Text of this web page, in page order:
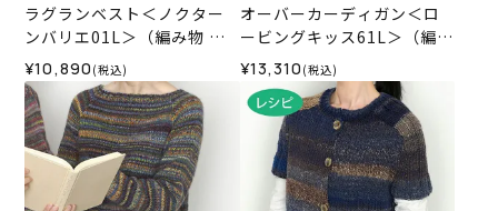
ラグランベスト＜ノクター
ンバリエ01L＞（編み物 材
料セット）
¥10,890 (税込)
オーバーカーディガン＜ロ
ービングキッス61L＞（編み
物 材料セット）
¥13,310 (税込)